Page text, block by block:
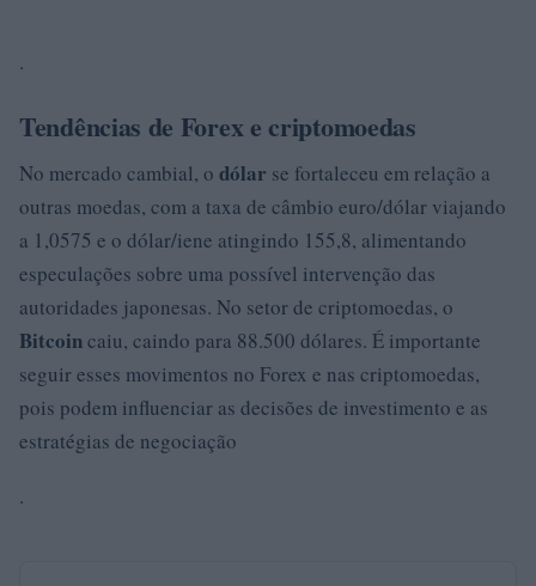
.
Tendências de Forex e criptomoedas
No mercado cambial, o dólar se fortaleceu em relação a
outras moedas, com a taxa de câmbio euro/dólar viajando
a 1,0575 e o dólar/iene atingindo 155,8, alimentando
especulações sobre uma possível intervenção das
autoridades japonesas. No setor de criptomoedas, o
Bitcoincaiu, caindo para 88.500 dólares. É importante
seguir esses movimentos no Forex e nas criptomoedas,
pois podem influenciar as decisões de investimento e as
estratégias de negociação
.